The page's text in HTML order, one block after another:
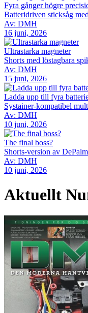
Fyra gånger högre
Batteridriven sticksåg
Av: DMH
16 juni, 2026
Ultrastarka magneter
Shorts med löstagbara
Av: DMH
15 juni, 2026
Ladda upp till fyra
Systainer-kompatibel
Av: DMH
10 juni, 2026
The final boss?
Shorts-version av
Av: DMH
10 juni, 2026
Aktuellt